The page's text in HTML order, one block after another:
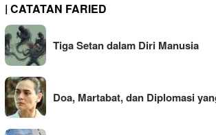
| CATATAN FARIED
Tiga Setan dalam Diri Manusia
Doa, Martabat, dan Diplomasi